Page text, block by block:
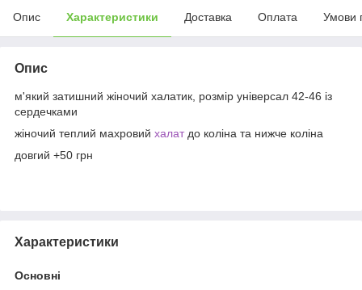
Опис Характеристики Доставка Оплата Умови
Опис
м'який затишний жіночий халатик, розмір універсал 42-46 із
сердечками
жіночий теплий махровий халатдо коліна та нижче коліна
довгий +50 грн
Характеристики
Основні